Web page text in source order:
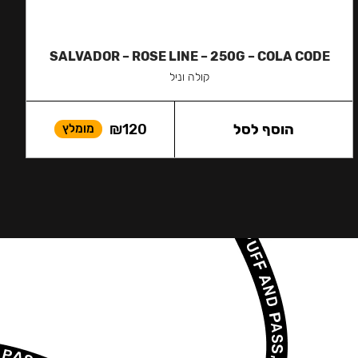
SALVADOR – ROSE LINE – 250G – COLA CODE
קולה וניל
₪120 מומלץ הוסף לסל